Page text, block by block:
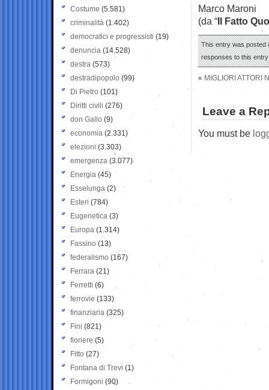
Marco Maroni
(da “Il Fatto
This entry was posted
responses to this
« MIGLIORI ATTORI
Leave a
You must be
Costume (5.581)
criminalità (1.402)
democratici e progressisti (19)
denuncia (14.528)
destra (573)
destradipopolo (99)
Di Pietro (101)
Diritti civili (276)
don Gallo (9)
economia (2.331)
elezioni (3.303)
emergenza (3.077)
Energia (45)
Esselunga (2)
Esteri (784)
Eugenetica (3)
Europa (1.314)
Fassino (13)
federalismo (167)
Ferrara (21)
Ferretti (6)
ferrovie (133)
finanziaria (325)
Fini (821)
fioriere (5)
Fitto (27)
Fontana di Trevi (1)
Formigoni (90)